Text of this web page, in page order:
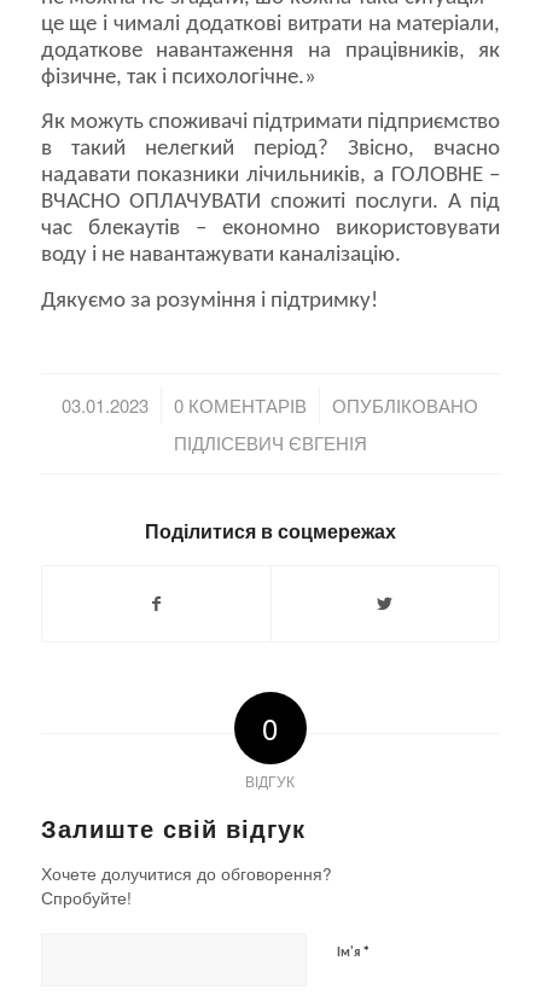
це ще і чималі додаткові витрати на матеріали,
додаткове навантаження на працівників, як
фізичне, так і психологічне.»
Як можуть споживачі підтримати підприємство
в такий нелегкий період? Звісно, вчасно
надавати показники лічильників, а ГОЛОВНЕ –
ВЧАСНО ОПЛАЧУВАТИ спожиті послуги. А під
час блекаутів – економно використовувати
воду і не навантажувати каналізацію.
Дякуємо за розуміння і підтримку!
03.01.2023
/ 0 КОМЕНТАРІВ
/
ОПУБЛІКОВАНО
ПІДЛІСЕВИЧ ЄВГЕНІЯ
Поділитися в соцмережах
0
ВІДГУК
Залиште свій відгук
Хочете долучитися до обговорення?
Спробуйте!
Ім'я *